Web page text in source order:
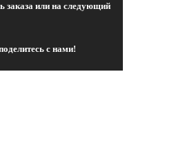
заказа или на следующий
с нами!